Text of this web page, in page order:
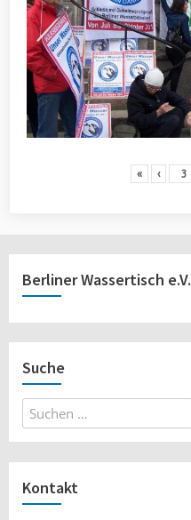
« ‹
Berliner Wassertisch e.V.
Suche
Suchen
nach:
Kontakt